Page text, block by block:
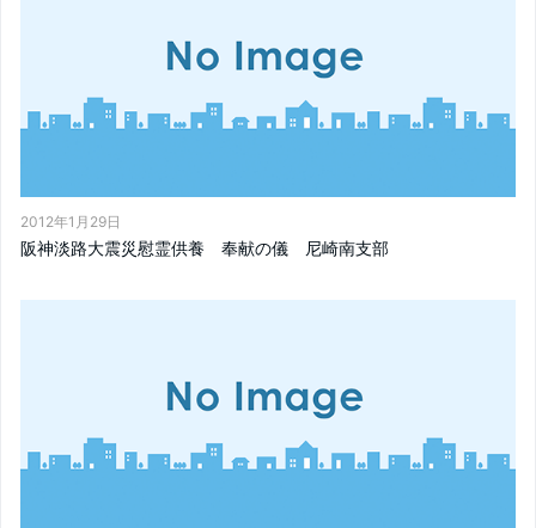
2012年1月29日
阪神淡路大震災慰霊供養 奉献の儀 尼崎南支部